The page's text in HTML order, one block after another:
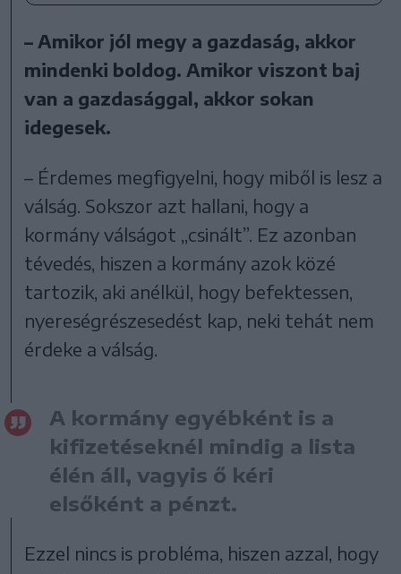
– Amikor jól megy a gazdaság, akkor
mindenki boldog. Amikor viszont baj
van a gazdasággal, akkor sokan
idegesek.
– Érdemes megfigyelni, hogy miből is lesz a
válság. Sokszor azt hallani, hogy a
kormány válságot „csinált”. Ez azonban
tévedés, hiszen a kormány azok közé
tartozik, aki anélkül, hogy befektessen,
nyereségrészesedést kap, neki tehát nem
érdeke a válság.
A kormány egyébként is a
kifizetéseknél mindig a lista
élén áll, vagyis ő kéri
elsőként a pénzt.
Ezzel nincs is probléma, hiszen azzal, hogy